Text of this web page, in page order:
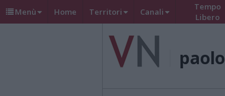
Menù Home Territori Canali
Tempo
Libero